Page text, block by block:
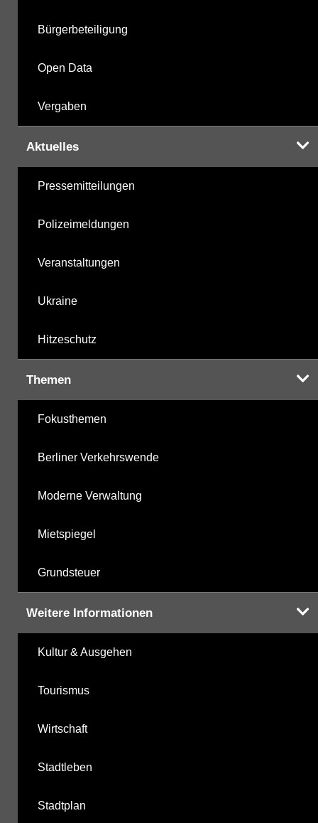
Bürgerbeteiligung
Open Data
Vergaben
Aktuelles
Pressemitteilungen
Polizeimeldungen
Veranstaltungen
Ukraine
Hitzeschutz
Themen
Fokusthemen
Berliner Verkehrswende
Moderne Verwaltung
Mietspiegel
Grundsteuer
Weitere Informationen
Kultur & Ausgehen
Tourismus
Wirtschaft
Stadtleben
Stadtplan